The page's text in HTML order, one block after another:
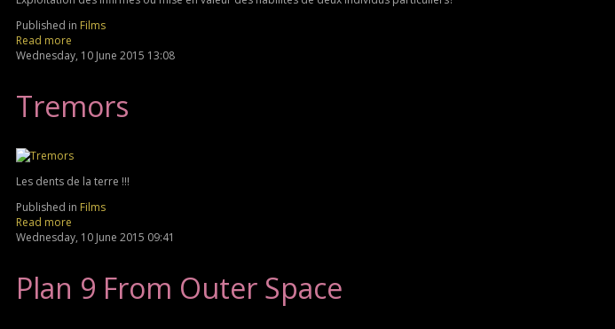
Published in Films
Read more
Wednesday, 10 June 2015 13:08
Tremors
Les dents de la terre !!!
Published in Films
Read more
Wednesday, 10 June 2015 09:41
Plan 9 From Outer Space